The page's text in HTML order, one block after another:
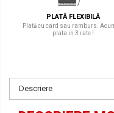
PLATĂ FLEXIBILĂ
Plată cu card sau ramburs.
plata in 3 rate !
Descriere